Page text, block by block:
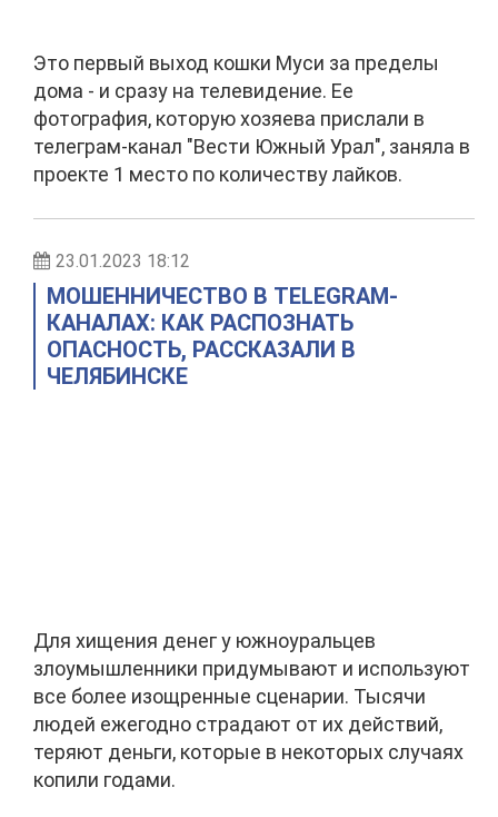
Это первый выход кошки Муси за пределы
дома - и сразу на телевидение. Ее
фотография, которую хозяева прислали в
телеграм-канал "Вести Южный Урал", заняла в
проекте 1 место по количеству лайков.
23.01.2023 18:12
МОШЕННИЧЕСТВО В TELEGRAM-
КАНАЛАХ: КАК РАСПОЗНАТЬ
ОПАСНОСТЬ, РАССКАЗАЛИ В
ЧЕЛЯБИНСКЕ
Для хищения денег у южноуральцев
злоумышленники придумывают и используют
все более изощренные сценарии. Тысячи
людей ежегодно страдают от их действий,
теряют деньги, которые в некоторых случаях
копили годами.